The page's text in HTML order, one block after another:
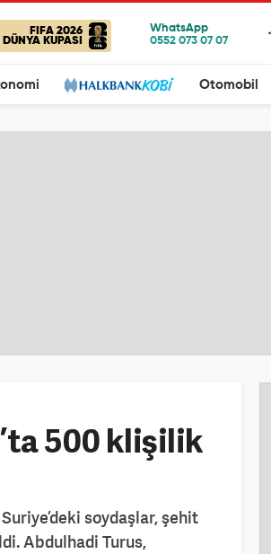
FIFA 2026
DÜNYA KUPASI
Otomobil
500 klişilik
soydaşlar, şehit
Abdulhadi Turus,